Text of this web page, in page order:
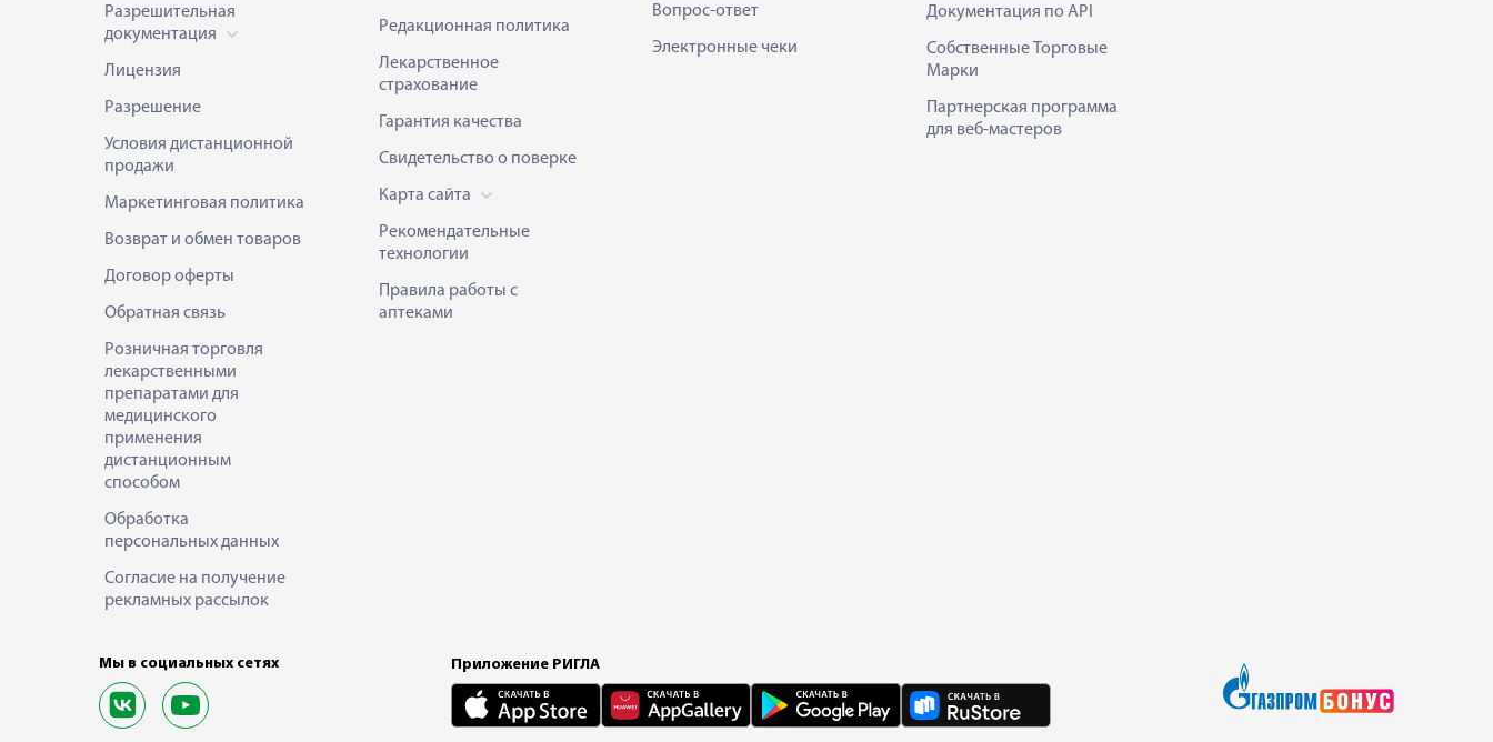
Разрешительная
документация
Лицензия
Разрешение
Условия дистанционной
продажи
Маркетинговая политика
Возврат и обмен товаров
Договор оферты
Обратная связь
Розничная торговля
лекарственными
препаратами для
медицинского
применения
дистанционным
способом
Обработка
персональных данных
Согласие на получение
рекламных рассылок
Редакционная политика
Лекарственное
страхование
Гарантия качества
Свидетельство о поверке
Карта сайта
Рекомендательные
технологии
Правила работы с
аптеками
Вопрос-ответ
Электронные чеки
Документация по API
Собственные Торговые
Марки
Партнерская программа
для веб-мастеров
Мы в социальных сетях Приложение РИГЛА